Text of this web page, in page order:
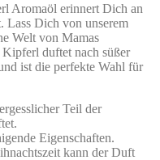
Aromaöl erinnert Dich an
Lass Dich von unserem
Welt von Mamas
duftet nach süßer
ist die perfekte Wahl für
Teil der
Eigenschaften.
kann der Duft